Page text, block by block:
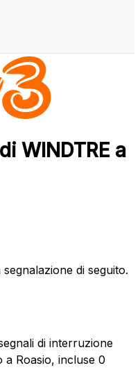
WINDTRE a
di seguito.
di interruzione
Roasio, incluse 0